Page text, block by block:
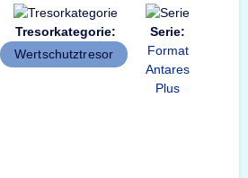
Tresorkategorie:
Wertschutztresor
Serie:
Format
Antares
Plus